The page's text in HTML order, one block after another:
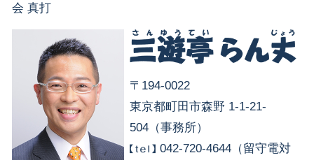
会 真打
〒194-0022
東京都町田市森野 1-1-21-
504（事務所）
042-720-4644（留守電対